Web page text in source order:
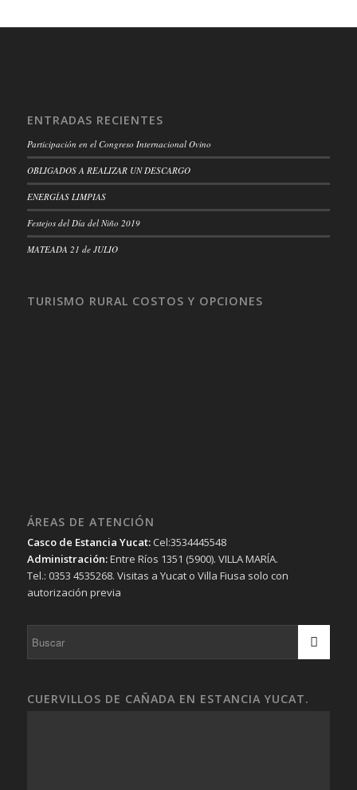
ENTRADAS RECIENTES
Participación en el Congreso Internacional Ovino
OBLIGADOS A REALIZAR UN DESCARGO
ENERGÍAS LIMPIAS
Festejos del Día del Niño 2019
MATEADA 21 de JULIO
TURISMO RURAL COSTOS Y OPCIONES
ÁREAS DE ATENCIÓN
Casco de Estancia Yucat:Cel:3534445548
Administración:Entre Ríos 1351 (5900). VILLA MARÍA.
Tel.: 0353 4535268. Visitas a Yucat o Villa Fiusa solo con
autorización previa
CUERVILLOS DE CAÑADA EN ESTANCIA YUCAT.